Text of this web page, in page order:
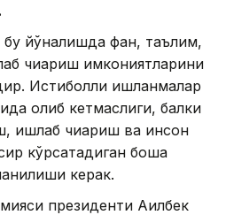
бу йўналишда фан, таълим,
чиқариш имкониятларини
Истиқболли ишланмалар
қолиб кетмаслиги, балки
ишлаб чиқариш ва инсон
кўрсатадиган бошқа
керак.
президенти Ақилбек